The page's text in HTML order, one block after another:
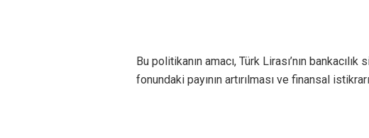
Bu politikanın amacı, Türk Lirası’nın
fonundaki payının artırılması ve finansal